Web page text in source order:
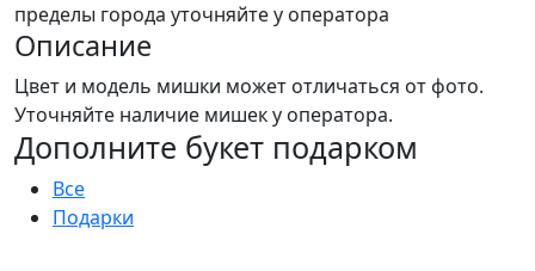
пределы города уточняйте у оператора
Описание
Цвет и модель мишки может отличаться от фото.
Уточняйте наличие мишек у оператора.
Дополните букет подарком
Все
Подарки